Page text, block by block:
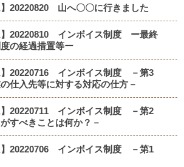
】20220820 山へ〇〇に行きました
】20220810 インボイス制度 ー最終
の経過措置等ー
】20220716 インボイス制度 －第3
仕入先等に対する対応の仕方－
】20220711 インボイス制度 －第2
すべきことは何か？－
】20220706 インボイス制度 －第1